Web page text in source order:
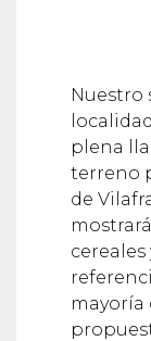
Nuestro
plena
terreno
de
cereales
mayoría